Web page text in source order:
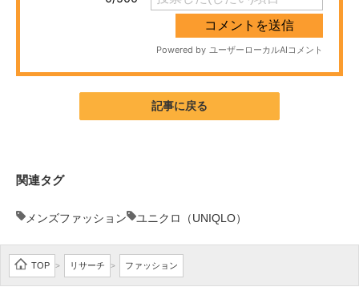
AI活用のいまが分かる
企業向けIT製品の総合サイト
記事に戻る
関連タグ
メンズファッション ユニクロ（UNIQLO）
TOP > リサーチ > ファッション